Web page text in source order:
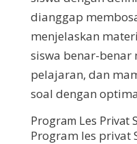
dianggap
menjelaskan
siswa benar-
pelajaran, dan
soal dengan
Program Les Privat
Program les privat